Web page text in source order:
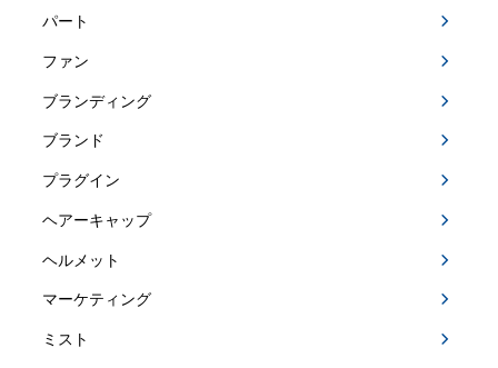
パート
ファン
ブランディング
ブランド
プラグイン
ヘアーキャップ
ヘルメット
マーケティング
ミスト